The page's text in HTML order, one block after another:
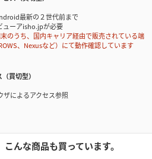
最新の２世代前まで
ューアisho.jpが必要
うち、国内キャリア経由で販売されている端
、Nexusなど）にて動作確認しています
買切型）
によるアクセス参照
んな商品も買っています。